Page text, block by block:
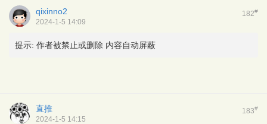
182#
qixinno2
2024-1-5 14:09
提示: 作者被禁止或删除 内容自动屏蔽
183#
直推
2024-1-5 14:15